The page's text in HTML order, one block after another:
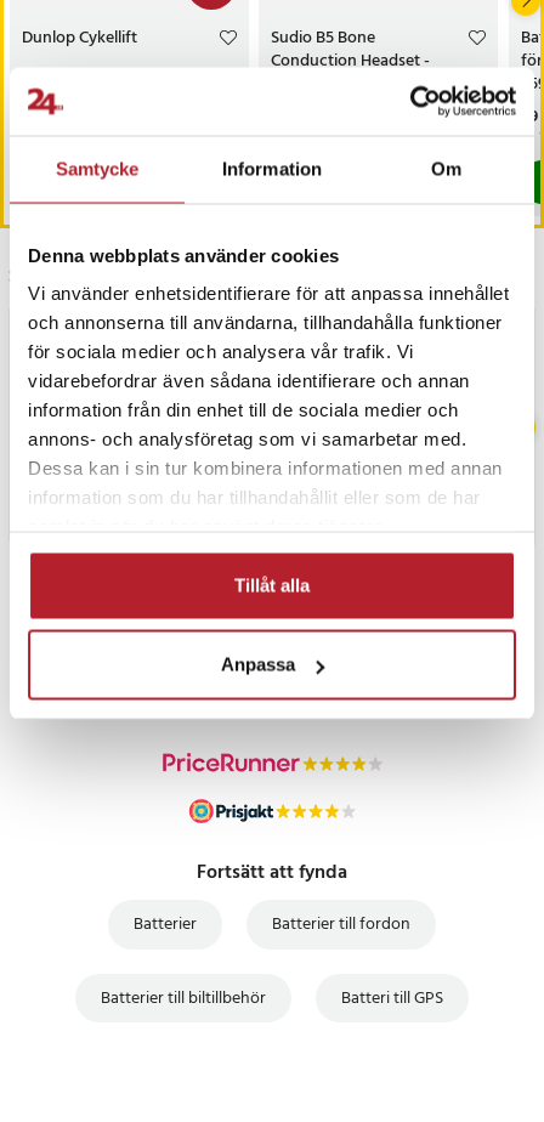
Samtycke Information Om
Denna webbplats använder cookies
Vi använder enhetsidentifierare för att anpassa innehållet
och annonserna till användarna, tillhandahålla funktioner
för sociala medier och analysera vår trafik. Vi
vidarebefordrar även sådana identifierare och annan
information från din enhet till de sociala medier och
annons- och analysföretag som vi samarbetar med.
Dessa kan i sin tur kombinera informationen med annan
information som du har tillhandahållit eller som de har
Tillåt alla
Anpassa
Dunlop Cykellift
Nuvarande pris
209 kr
Köp
Sudio B5 Bone
Conduction Headset -
Svart / bone conduction
hörlurar / open-ear hörlurar
Senast besökta
BÄSTSÄLJARE
PRISGARANTI
UTFÖRSÄLJNING
Fortsätt att fynda
Batterier Batterier till fordon
Batterier till biltillbehör Batteri till GPS